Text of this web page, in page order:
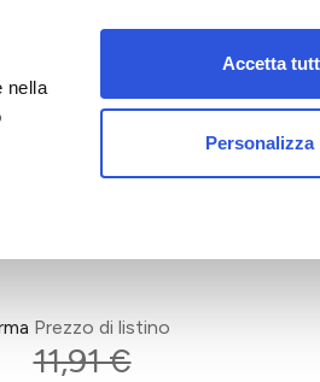
nella
Accetta
Personalizza
vet&pet
Prezzo di listino
11,91 €